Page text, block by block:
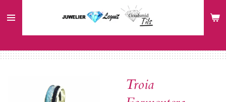
direct
hoofdinhoud
Troia